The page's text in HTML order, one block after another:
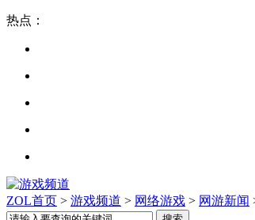
热点：
ZOL首页 > 游戏频道 > 网络游戏 > 网游新闻